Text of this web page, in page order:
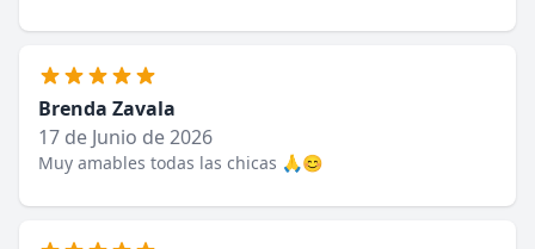
Brenda Zavala
17 de Junio de 2026
Muy amables todas las chicas 🙏😊